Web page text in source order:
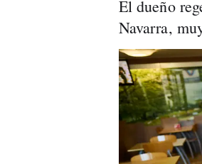
El dueño
Navarra,